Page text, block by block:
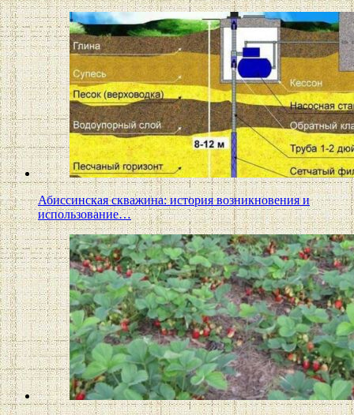
Абиссинская скважина: история возникновения и
использование…